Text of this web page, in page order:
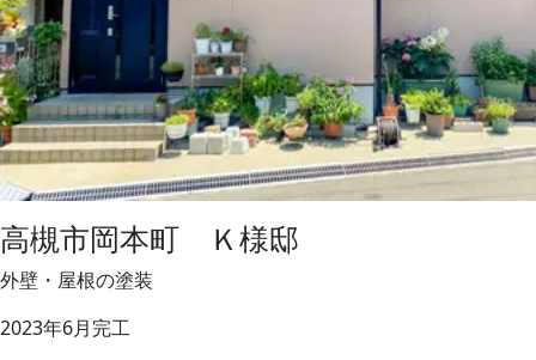
高槻市岡本町 Ｋ様邸
外壁・屋根の塗装
2023年6月完工